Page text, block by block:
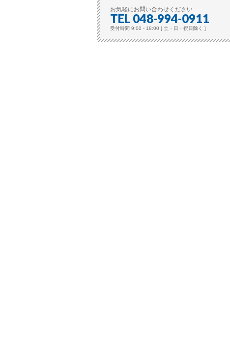
お気軽にお問い合わせください
TEL 048-994-0911
受付時間 9:00 - 18:00 [ 土・日・祝日除く ]